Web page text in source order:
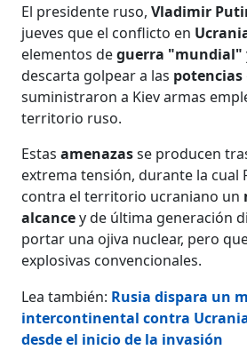
El presidente ruso,Vladimir
jueves que el conflicto en
elementos deguerra "mundial"
descarta golpear a las potencias
suministraron a Kiev armas
territorio ruso.
Estasamenazasse producen
extrema tensión, durante la cual
contra el territorio ucraniano un
alcancey de última generación
portar una ojiva nuclear, pero
explosivas convencionales.
Lea también: Rusia dispara un
intercontinental contra
desde el inicio de la invasión